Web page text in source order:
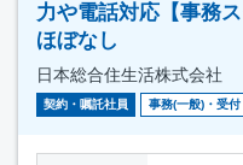
力や電話対応【事務
ほぼなし
日本総合住生活株式会社
契約・嘱託社員 事務(一般)・受